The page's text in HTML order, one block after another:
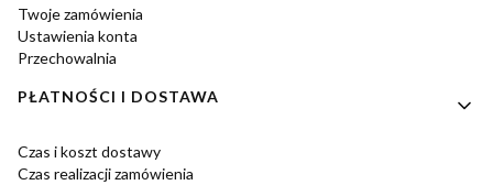
Twoje zamówienia
Ustawienia konta
Przechowalnia
PŁATNOŚCI I DOSTAWA
Czas i koszt dostawy
Czas realizacji zamówienia